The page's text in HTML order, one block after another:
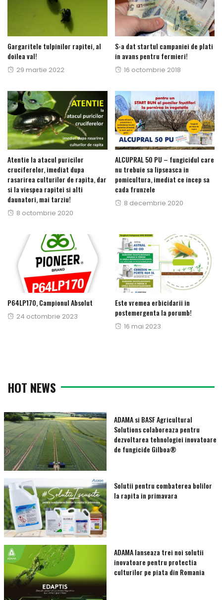
Gargaritele tulpinilor rapitei, al
doilea val!
Publicat
29 martie 2022
S-a dat startul campaniei de plati
in avans pentru fermieri!
Publicat
16 octombrie 2018
Atentie la atacul puricilor
cruciferelor, imediat dupa
rasarirea culturilor de rapita, dar
si la viespea rapitei si alti
daunatori, mai tarziu!
Publicat
8 octombrie 2020
ALCUPRAL 50 PU – fungicidul care
nu trebuie sa lipseasca in
pomicultura, imediat ce incep sa
cada frunzele
Publicat
8 decembrie 2020
P64LP170, Campionul Absolut
Publicat
24 octombrie 2023
Este vremea erbicidarii in
postemergenta la porumb!
Publicat
16 mai 2023
HOT NEWS
ADAMA si BASF Agricultural
Solutions colaboreaza pentru
dezvoltarea tehnologiei inovatoare
de fungicide Gilboa®
Solutii pentru combaterea bolilor
la rapita in primavara
ADAMA lanseaza trei noi solutii
inovatoare pentru protectia
culturilor pe piata din Romania